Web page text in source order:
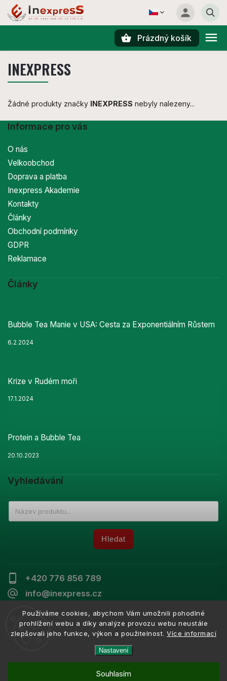
Používáme cookies, abychom Vám umožnili pohodlné
prohlížení webu a díky analýze provozu webu neustále
zlepšovali jeho funkce, výkon a použitelnost. Více informací
Nastavení
Souhlasím
Prázdný košík
INEXPRESS
Žádné produkty značky INEXPRESS nebyly nalezeny...
+420 776 856 789
info@inexpress.cz
Informace pro vás
O nás
Velkoobchod
Doprava a platba
Inexpress Akademie
Kontakty
Články
Obchodní podmínky
GDPR
Reklamace
Články
Bubble Tea Manie v USA: Cesta za Exponentiálním Růstem
6.2.2024
Krize v Rudém moři
17.1.2024
Protein a Bubble Tea
20.10.2023
Vyhledávání
Hledat
Copyright 2026Inexpress . Všechna práva vyhrazena.
VytvořilShoptet| Design